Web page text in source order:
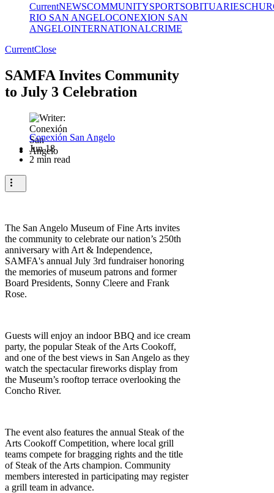
CurrentNEWSCOMMUNITYSPORTSOBITUARIES
RIO SAN ANGELOCONEXION SAN
ANGELOINTERNATIONALCRIME
CurrentClose
SAMFA Invites Community
to July 3 Celebration
Conexión San Angelo
Jun 18
2 min read
The San Angelo Museum of Fine Arts invites
the community to celebrate our nation’s 250th
anniversary with Art & Independence,
SAMFA's annual July 3rd fundraiser honoring
the memories of museum patrons and former
Board Presidents, Sonny Cleere and Frank
Rose.
Guests will enjoy an indoor BBQ and ice cream
party, the popular Steak of the Arts Cookoff,
and one of the best views in San Angelo as they
watch the spectacular fireworks display from
the Museum’s rooftop terrace overlooking the
Concho River.
The event also features the annual Steak of the
Arts Cookoff Competition, where local grill
teams compete for bragging rights and the title
of Steak of the Arts champion. Community
members interested in participating may register
a grill team in advance.